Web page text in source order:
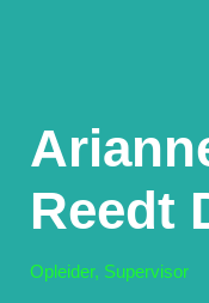
Reedt
Opleider, Supervisor